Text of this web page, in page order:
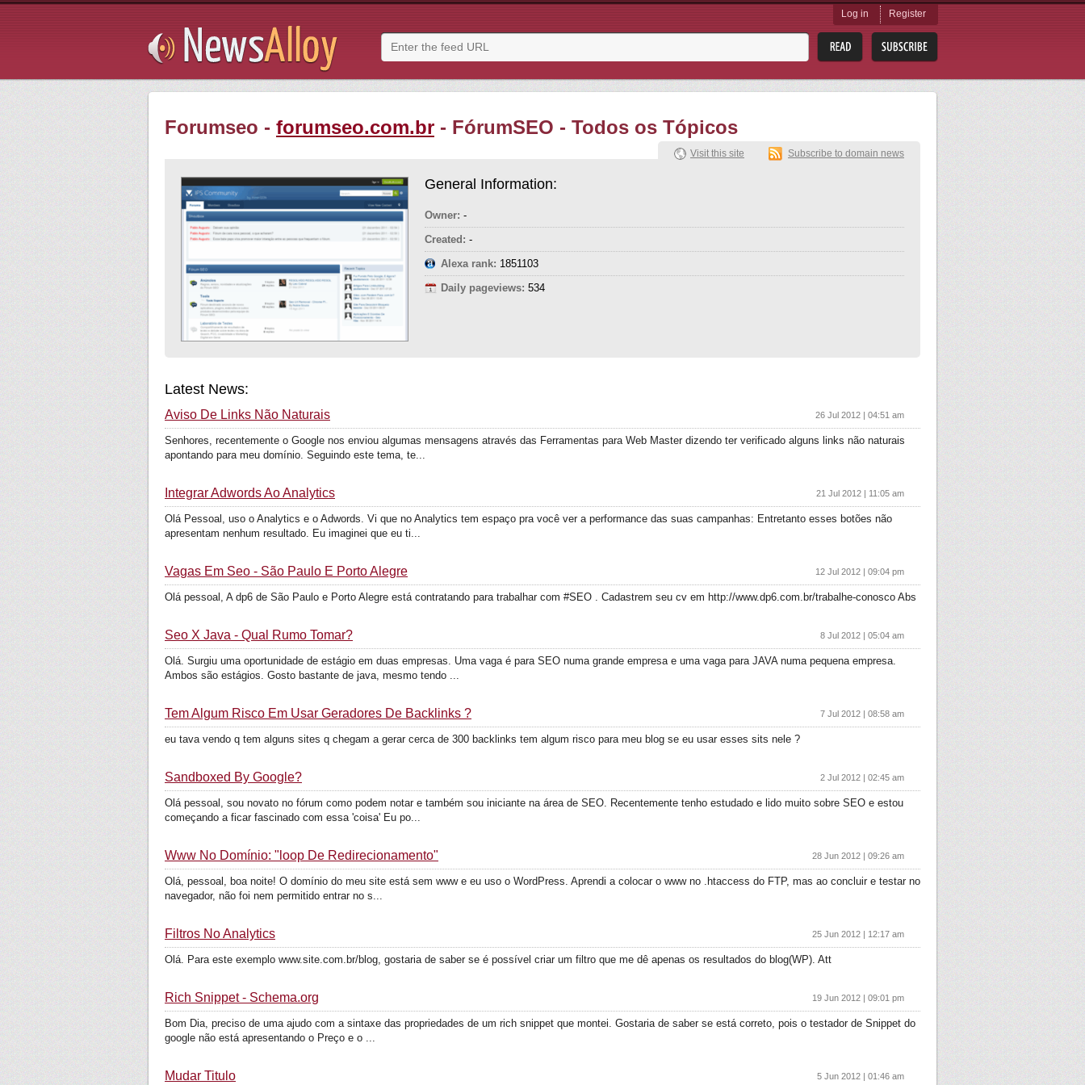
Log in Register
Forumseo - forumseo.com.br - FórumSEO - Todos os Tópicos
General Information:
Owner: -
Created: -
Alexa rank: 1851103
Daily pageviews: 534
Visit this site Subscribe to domain news
Latest News:
Aviso De Links Não Naturais 26 Jul 2012 | 04:51 am
Senhores, recentemente o Google nos enviou algumas mensagens através das Ferramentas para Web Master dizendo ter verificado alguns links não naturais
apontando para meu domínio. Seguindo este tema, te...
Integrar Adwords Ao Analytics 21 Jul 2012 | 11:05 am
Olá Pessoal, uso o Analytics e o Adwords. Vi que no Analytics tem espaço pra você ver a performance das suas campanhas: Entretanto esses botões não
apresentam nenhum resultado. Eu imaginei que eu ti...
Vagas Em Seo - São Paulo E Porto Alegre 12 Jul 2012 | 09:04 pm
Olá pessoal, A dp6 de São Paulo e Porto Alegre está contratando para trabalhar com #SEO . Cadastrem seu cv em http://www.dp6.com.br/trabalhe-conosco Abs
Seo X Java - Qual Rumo Tomar? 8 Jul 2012 | 05:04 am
Olá. Surgiu uma oportunidade de estágio em duas empresas. Uma vaga é para SEO numa grande empresa e uma vaga para JAVA numa pequena empresa.
Ambos são estágios. Gosto bastante de java, mesmo tendo ...
Tem Algum Risco Em Usar Geradores De Backlinks ? 7 Jul 2012 | 08:58 am
eu tava vendo q tem alguns sites q chegam a gerar cerca de 300 backlinks tem algum risco para meu blog se eu usar esses sits nele ?
Sandboxed By Google? 2 Jul 2012 | 02:45 am
Olá pessoal, sou novato no fórum como podem notar e também sou iniciante na área de SEO. Recentemente tenho estudado e lido muito sobre SEO e estou
começando a ficar fascinado com essa 'coisa' Eu po...
Www No Domínio: "loop De Redirecionamento" 28 Jun 2012 | 09:26 am
Olá, pessoal, boa noite! O domínio do meu site está sem www e eu uso o WordPress. Aprendi a colocar o www no .htaccess do FTP, mas ao concluir e testar no
navegador, não foi nem permitido entrar no s...
Filtros No Analytics 25 Jun 2012 | 12:17 am
Olá. Para este exemplo www.site.com.br/blog, gostaria de saber se é possível criar um filtro que me dê apenas os resultados do blog(WP). Att
Rich Snippet - Schema.org 19 Jun 2012 | 09:01 pm
Bom Dia, preciso de uma ajudo com a sintaxe das propriedades de um rich snippet que montei. Gostaria de saber se está correto, pois o testador de Snippet do
google não está apresentando o Preço e o ...
Mudar Titulo 5 Jun 2012 | 01:46 am